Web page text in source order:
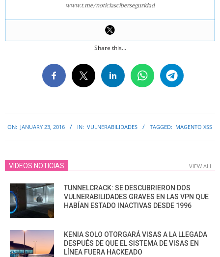
www.t.me/noticiasciberseguridad
Share this...
01-
23
ON: JANUARY 23, 2016 IN: VULNERABILIDADES TAGGED: MAGENTO XSS
VIDEOS NOTICIAS VIEW ALL
TUNNELCRACK: SE DESCUBRIERON DOS
VULNERABILIDADES GRAVES EN LAS VPN QUE
HABÍAN ESTADO INACTIVAS DESDE 1996
KENIA SOLO OTORGARÁ VISAS A LA LLEGADA
DESPUÉS DE QUE EL SISTEMA DE VISAS EN
LÍNEA FUERA HACKEADO